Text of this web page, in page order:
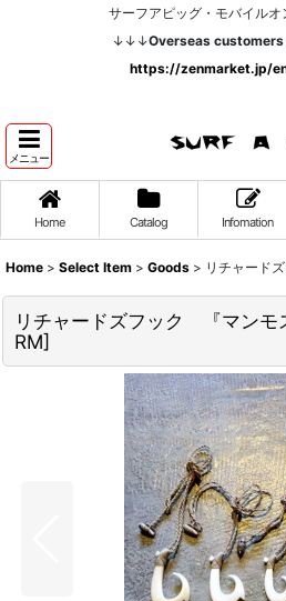
サーフアピッグ・モバイル
↓↓↓Overseas customers
https://zenmarket.jp/
メニュー
Home Catalog Infomation
Home > Select Item > Goods > リチャード
リチャードズフック 『マン
RM]